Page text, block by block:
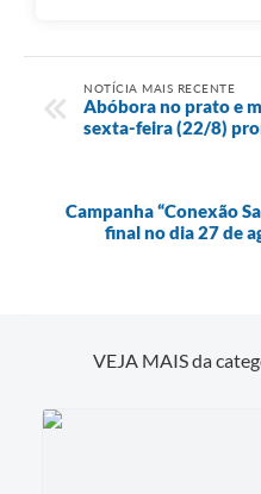
NOTÍCIA MAIS RECENTE
Abóbora no prato e
sexta-feira (22/8)
Campanha “Conexão
final no dia 27 de
VEJA MAIS da